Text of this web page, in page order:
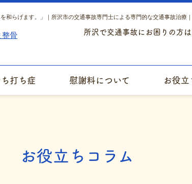
和らげます。」｜所沢市の交通事故専門士による専門的な交通事故治療
所沢で交通事故にお困りの方
打ち症 慰謝料について お役立
お役立ちコラム